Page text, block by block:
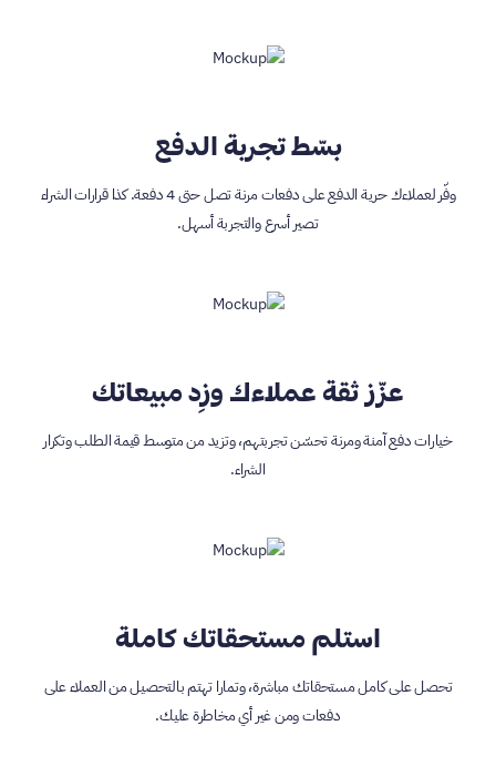
بسّط تجربة الدفع
وفّر لعملاءك حرية الدفع على دفعات مرنة تصل حتى 4 دفعة. كذا قرارات الشراء
تصير أسرع والتجربة أسهل.
عزّز ثقة عملاءك وزِد مبيعاتك
خيارات دفع آمنة ومرنة تحسّن تجربتهم، وتزيد من متوسط قيمة الطلب وتكرار
الشراء.
استلم مستحقاتك كاملة
تحصل على كامل مستحقاتك مباشرة، وتمارا تهتم بالتحصيل من العملاء على
دفعات ومن غير أي مخاطرة عليك.